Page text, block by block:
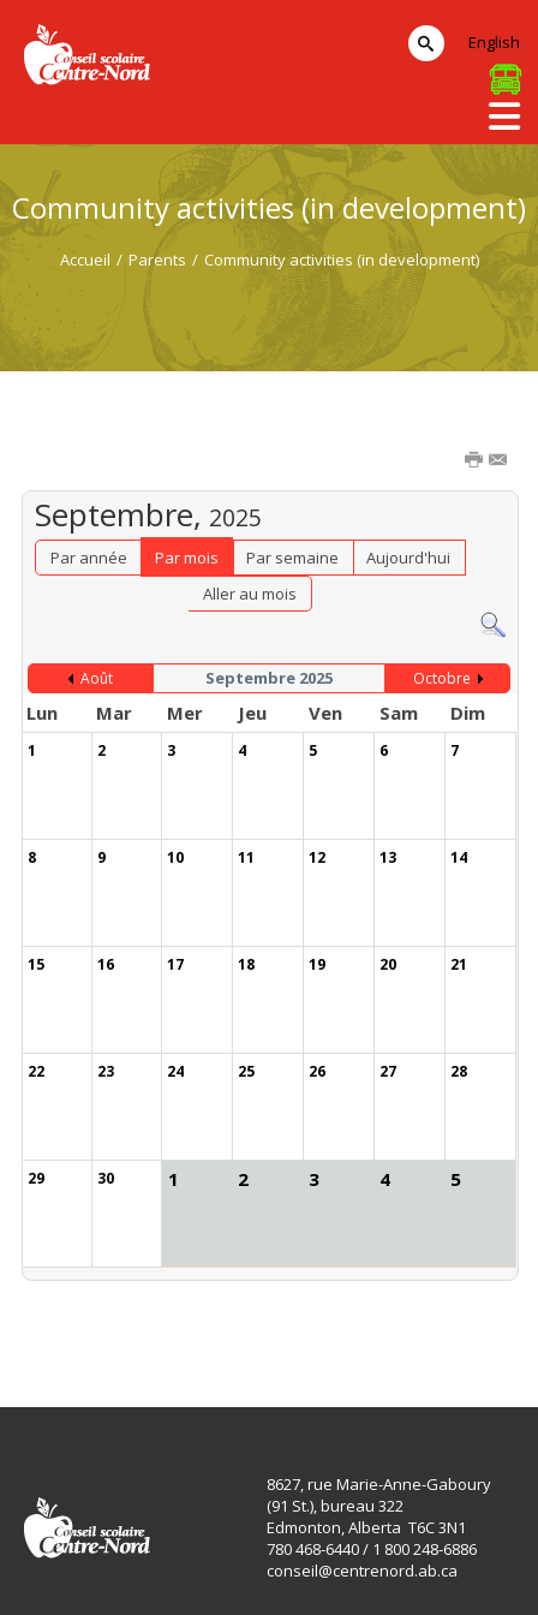
Community activities (in development)
Accueil / Parents / Community activities (in development)
Septembre, 2025
Par année Par mois Par semaine
Aujourd'hui
Aller au mois
Août Septembre 2025 Octobre
Lun Mar Mer Jeu Ven Sam Dim
1 2 3 4 5 6 7
8 9 10 11 12 13 14
15 16 17 18 19 20 21
22 23 24 25 26 27 28
29 30 1 2 3 4 5
English
8627, rue Marie-Anne-Gaboury
(91 St.), bureau 322
Edmonton, Alberta T6C 3N1
780 468-6440 / 1 800 248-6886
conseil@centrenord.ab.ca